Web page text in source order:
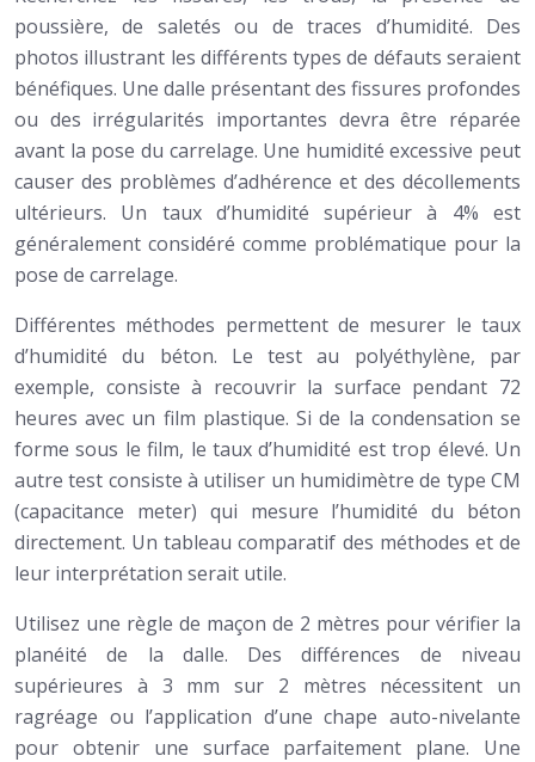
poussière, de saletés ou de traces d’humidité. Des
photos illustrant les différents types de défauts seraient
bénéfiques. Une dalle présentant des fissures profondes
ou des irrégularités importantes devra être réparée
avant la pose du carrelage. Une humidité excessive peut
causer des problèmes d’adhérence et des décollements
ultérieurs. Un taux d’humidité supérieur à 4% est
généralement considéré comme problématique pour la
pose de carrelage.
Différentes méthodes permettent de mesurer le taux
d’humidité du béton. Le test au polyéthylène, par
exemple, consiste à recouvrir la surface pendant 72
heures avec un film plastique. Si de la condensation se
forme sous le film, le taux d’humidité est trop élevé. Un
autre test consiste à utiliser un humidimètre de type CM
(capacitance meter) qui mesure l’humidité du béton
directement. Un tableau comparatif des méthodes et de
leur interprétation serait utile.
Utilisez une règle de maçon de 2 mètres pour vérifier la
planéité de la dalle. Des différences de niveau
supérieures à 3 mm sur 2 mètres nécessitent un
ragréage ou l’application d’une chape auto-nivelante
pour obtenir une surface parfaitement plane. Une